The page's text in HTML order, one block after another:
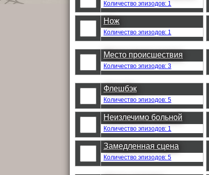
Количество эпизодов: 1
Нож
Количество эпизодов: 1
Место происшествия
Количество эпизодов: 3
Флешбэк
Количество эпизодов: 5
Неизлечимо больной
Количество эпизодов: 1
Замедленная сцена
Количество эпизодов: 5